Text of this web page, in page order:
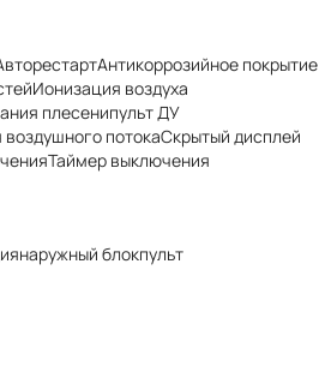
Антикоррозийное покрытие
Ионизация воздуха
плесенипульт ДУ
потокаСкрытый дисплей
Таймер выключения
наружный блокпульт